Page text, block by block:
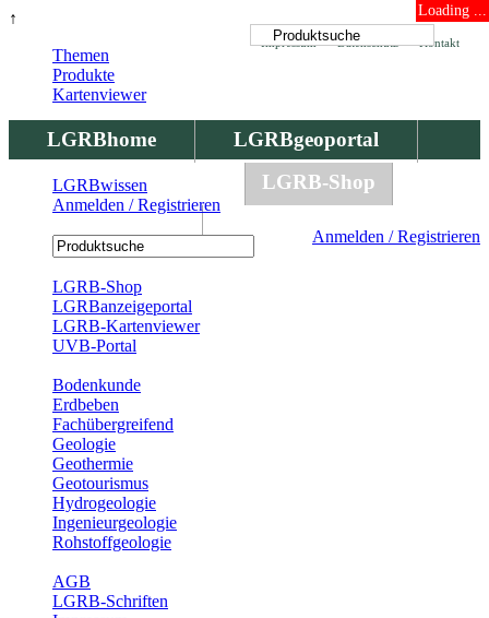
↑ Loading ...
Kontakt
Datenschutz
Impressum
LGRBhome
LGRBgeoportal
LGRBbohrungen
LGRB-Shop
Anmelden / Registrieren
Themen
Produkte
Kartenviewer
LGRBwissen
Anmelden / Registrieren
LGRB-Shop
LGRBanzeigeportal
LGRB-Kartenviewer
UVB-Portal
Bodenkunde
Erdbeben
Fachübergreifend
Geologie
Geothermie
Geotourismus
Hydrogeologie
Ingenieurgeologie
Rohstoffgeologie
AGB
LGRB-Schriften